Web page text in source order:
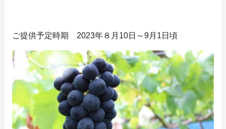
ご提供予定時期 2023年８月10日～9月1日頃